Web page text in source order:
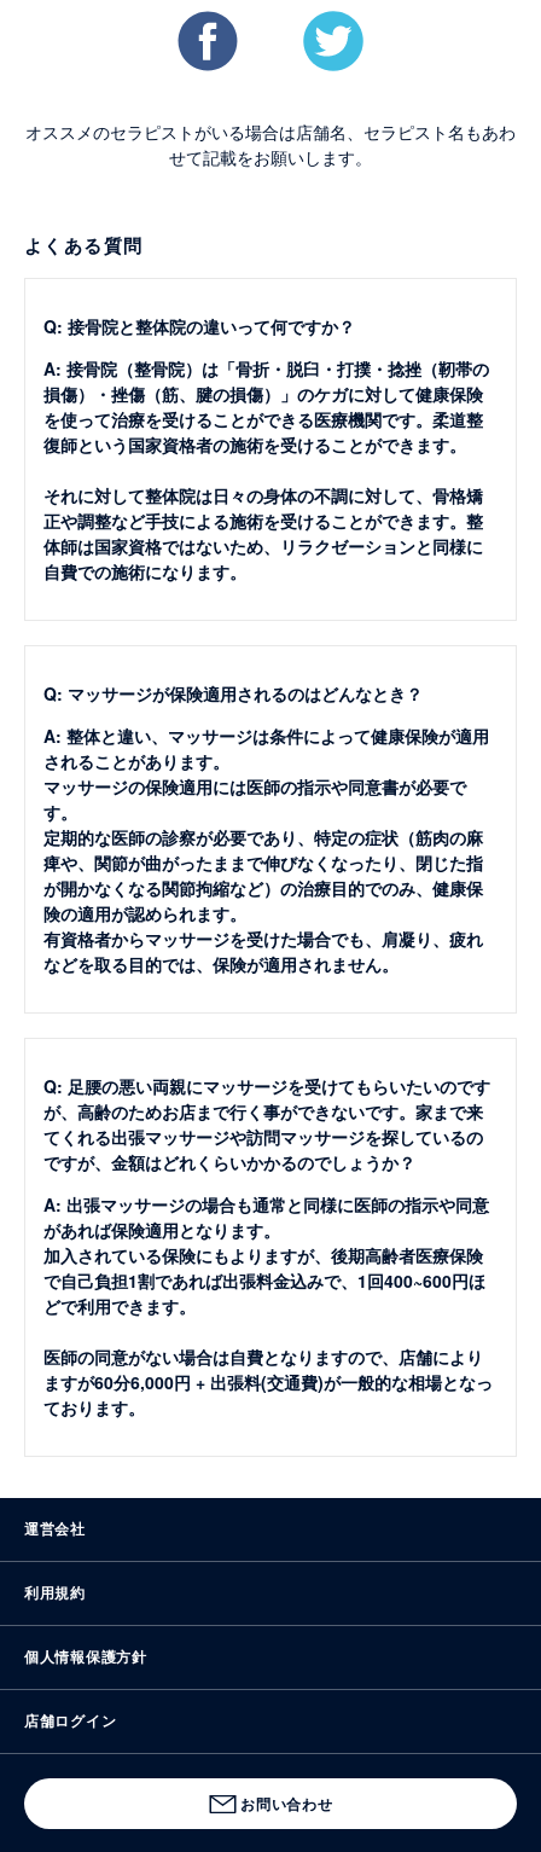
オススメのセラピストがいる場合は店舗名、セラピスト名もあわ
せて記載をお願いします。
よくある質問
Q: 接骨院と整体院の違いって何ですか？
A: 接骨院（整骨院）は「骨折・脱臼・打撲・捻挫（靭帯の
損傷）・挫傷（筋、腱の損傷）」のケガに対して健康保険
を使って治療を受けることができる医療機関です。柔道整
復師という国家資格者の施術を受けることができます。
それに対して整体院は日々の身体の不調に対して、骨格矯
正や調整など手技による施術を受けることができます。整
体師は国家資格ではないため、リラクゼーションと同様に
自費での施術になります。
Q: マッサージが保険適用されるのはどんなとき？
A: 整体と違い、マッサージは条件によって健康保険が適用
されることがあります。
マッサージの保険適用には医師の指示や同意書が必要で
す。
定期的な医師の診察が必要であり、特定の症状（筋肉の麻
痺や、関節が曲がったままで伸びなくなったり、閉じた指
が開かなくなる関節拘縮など）の治療目的でのみ、健康保
険の適用が認められます。
有資格者からマッサージを受けた場合でも、肩凝り、疲れ
などを取る目的では、保険が適用されません。
Q: 足腰の悪い両親にマッサージを受けてもらいたいのです
が、高齢のためお店まで行く事ができないです。家まで来
てくれる出張マッサージや訪問マッサージを探しているの
ですが、金額はどれくらいかかるのでしょうか？
A: 出張マッサージの場合も通常と同様に医師の指示や同意
があれば保険適用となります。
加入されている保険にもよりますが、後期高齢者医療保険
で自己負担1割であれば出張料金込みで、1回400~600円ほ
どで利用できます。
医師の同意がない場合は自費となりますので、店舗により
ますが60分6,000円 + 出張料(交通費)が一般的な相場となっ
ております。
運営会社
利用規約
個人情報保護方針
店舗ログイン
お問い合わせ